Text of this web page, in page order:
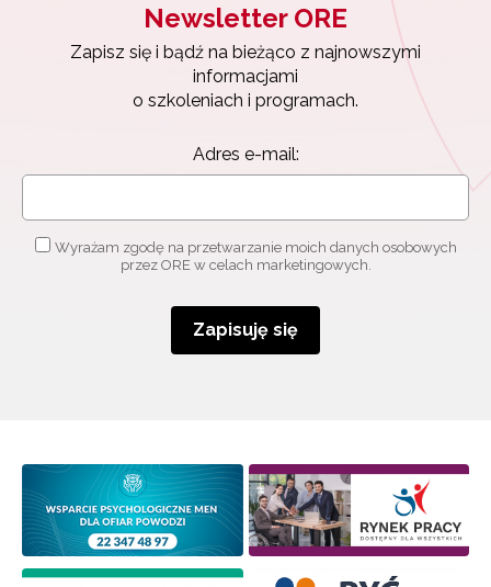
Newsletter ORE
Zapisz się i bądź na bieżąco z najnowszymi
informacjami
o szkoleniach i programach.
Adres e-mail:
Wyrażam zgodę na przetwarzanie moich danych osobowych
przez ORE w celach marketingowych.
Zapisuję się